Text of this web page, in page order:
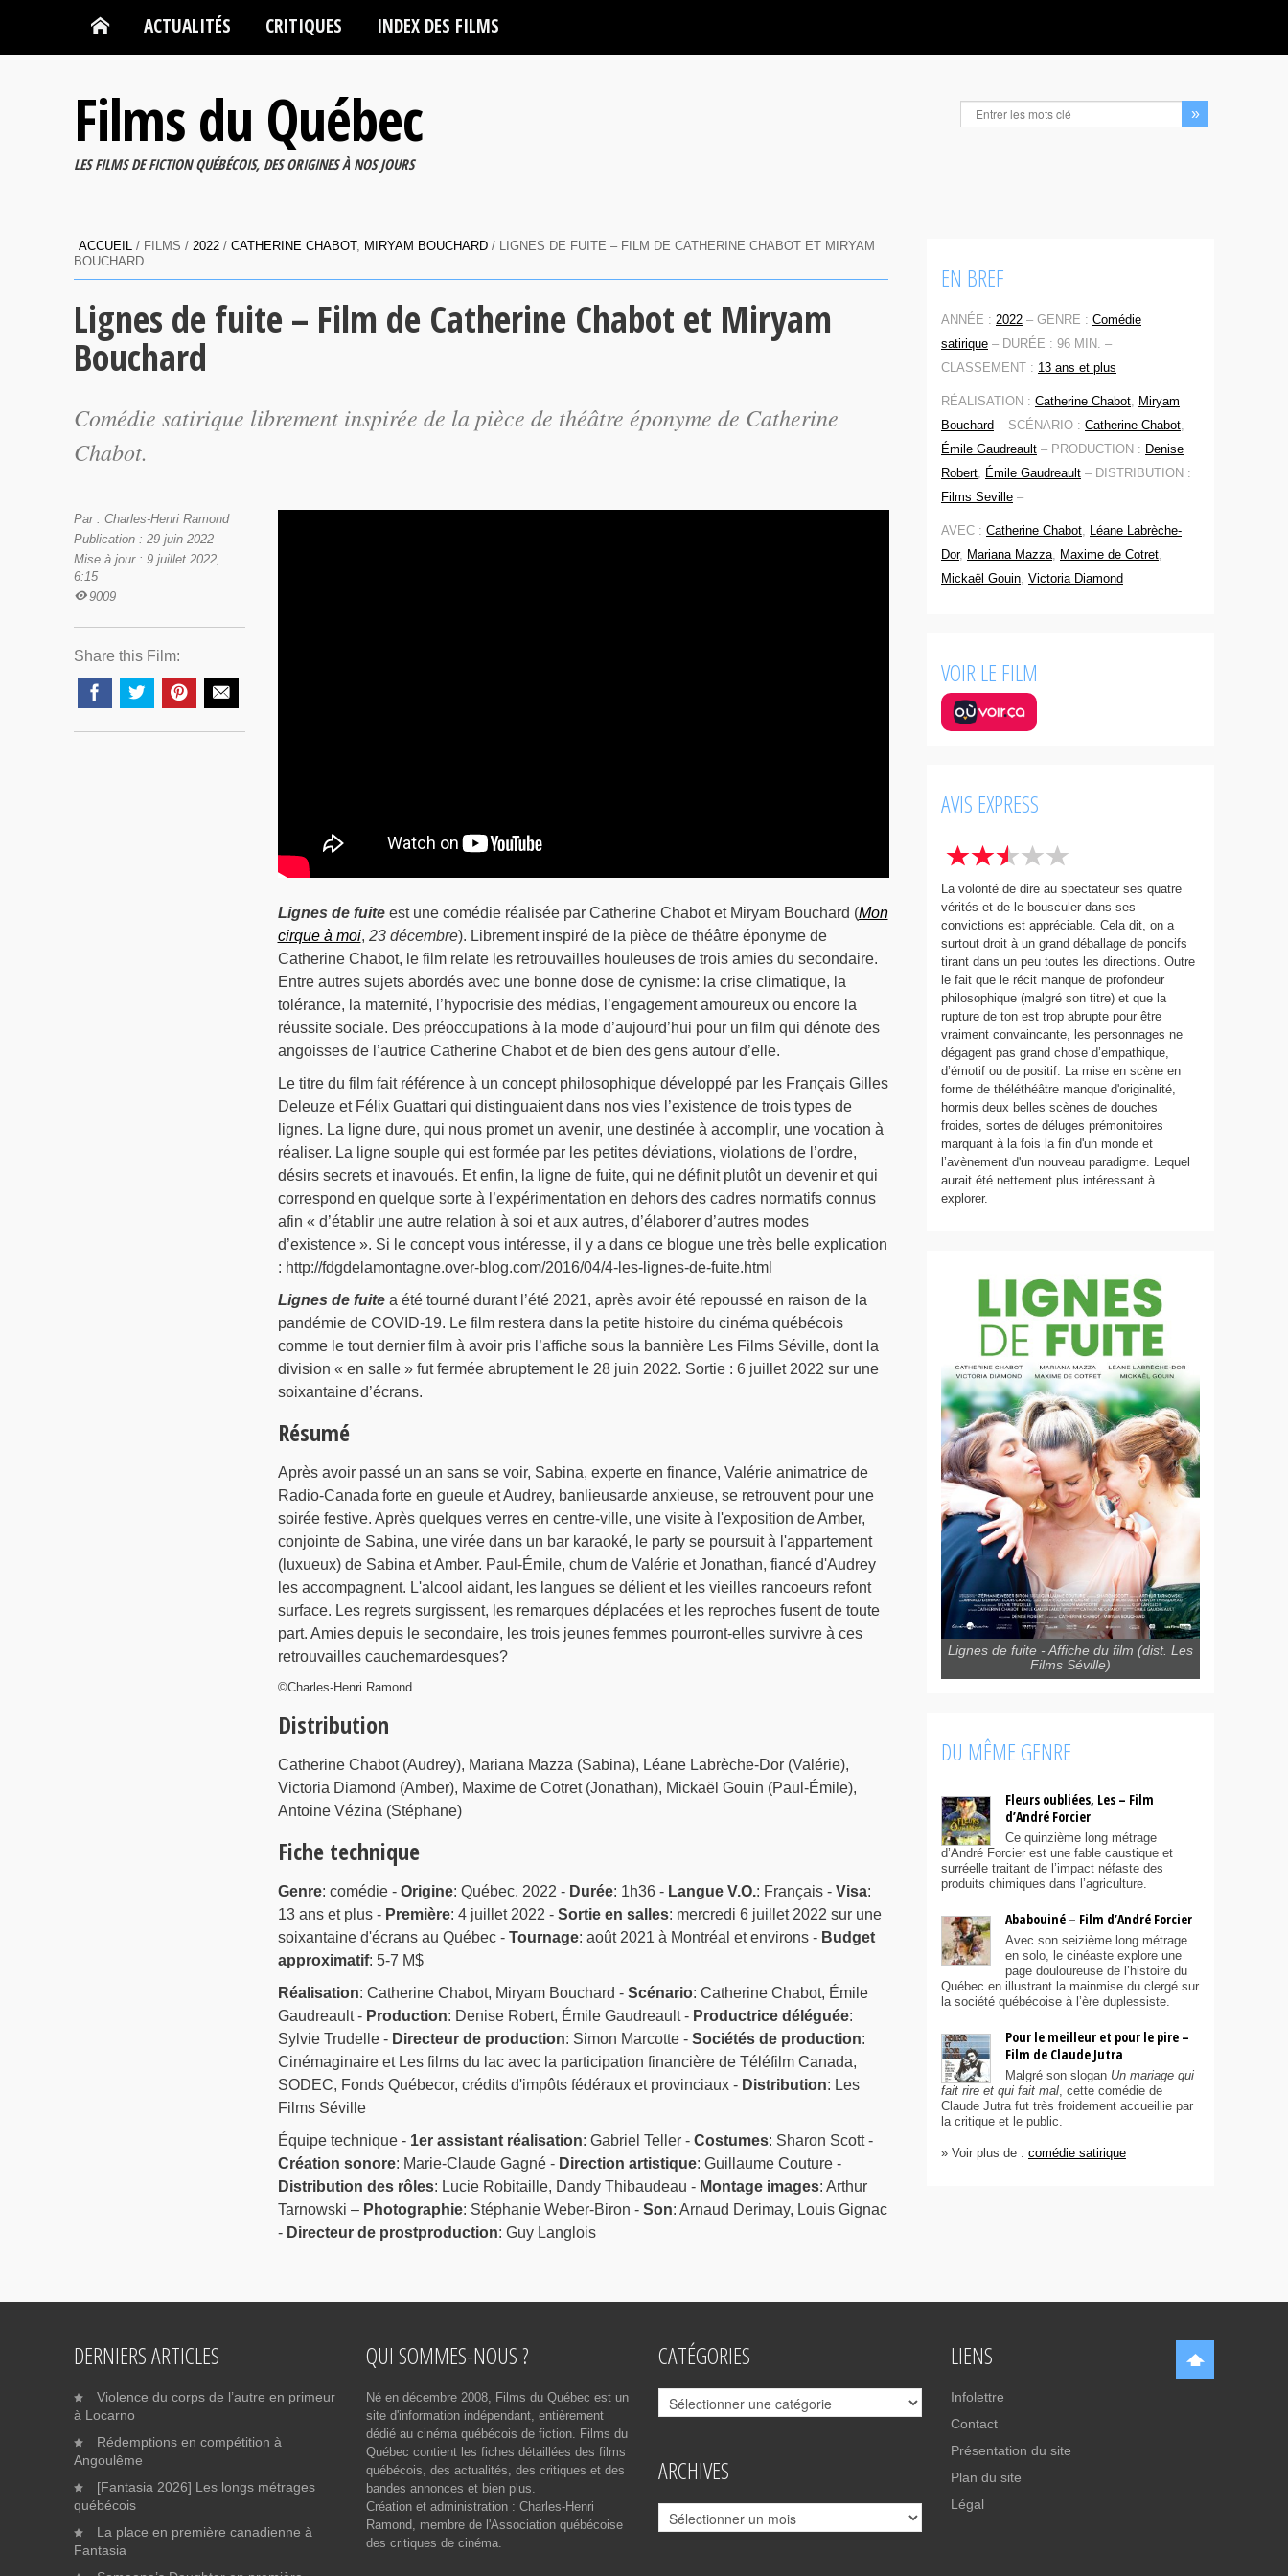
ACTUALITÉS CRITIQUES INDEX DES FILMS
Films du Québec
LES FILMS DE FICTION QUÉBÉCOIS, DES ORIGINES À NOS JOURS
ACCUEIL / FILMS / 2022 / CATHERINE CHABOT, MIRYAM BOUCHARD / LIGNES DE FUITE – FILM DE CATHERINE CHABOT ET MIRYAM
BOUCHARD
Lignes de fuite – Film de Catherine Chabot et Miryam
Bouchard
Comédie satirique librement inspirée de la pièce de théâtre éponyme de Catherine
Chabot.
Par : Charles-Henri Ramond
Publication : 29 juin 2022
Mise à jour : 9 juillet 2022,
6:15
9009
Share this Film:
Lignes de fuiteest une comédie réalisée par Catherine Chabot et Miryam Bouchard (Mon
cirque à moi, 23 décembre). Librement inspiré de la pièce de théâtre éponyme de
Catherine Chabot, le film relate les retrouvailles houleuses de trois amies du secondaire.
Entre autres sujets abordés avec une bonne dose de cynisme: la crise climatique, la
tolérance, la maternité, l’hypocrisie des médias, l’engagement amoureux ou encore la
réussite sociale. Des préoccupations à la mode d’aujourd’hui pour un film qui dénote des
angoisses de l’autrice Catherine Chabot et de bien des gens autour d’elle.
Le titre du film fait référence à un concept philosophique développé par les Français Gilles
Deleuze et Félix Guattari qui distinguaient dans nos vies l’existence de trois types de
lignes. La ligne dure, qui nous promet un avenir, une destinée à accomplir, une vocation à
réaliser. La ligne souple qui est formée par les petites déviations, violations de l’ordre,
désirs secrets et inavoués. Et enfin, la ligne de fuite, qui ne définit plutôt un devenir et qui
correspond en quelque sorte à l’expérimentation en dehors des cadres normatifs connus
afin « d’établir une autre relation à soi et aux autres, d’élaborer d’autres modes
d’existence ». Si le concept vous intéresse, il y a dans ce blogue une très belle explication
: http://fdgdelamontagne.over-blog.com/2016/04/4-les-lignes-de-fuite.html
Lignes de fuitea été tourné durant l’été 2021, après avoir été repoussé en raison de la
pandémie de COVID-19. Le film restera dans la petite histoire du cinéma québécois
comme le tout dernier film à avoir pris l’affiche sous la bannière Les Films Séville, dont la
division « en salle » fut fermée abruptement le 28 juin 2022. Sortie : 6 juillet 2022 sur une
soixantaine d’écrans.
Résumé
Après avoir passé un an sans se voir, Sabina, experte en finance, Valérie animatrice de
Radio-Canada forte en gueule et Audrey, banlieusarde anxieuse, se retrouvent pour une
soirée festive. Après quelques verres en centre-ville, une visite à l'exposition de Amber,
conjointe de Sabina, une virée dans un bar karaoké, le party se poursuit à l'appartement
(luxueux) de Sabina et Amber. Paul-Émile, chum de Valérie et Jonathan, fiancé d'Audrey
les accompagnent. L'alcool aidant, les langues se délient et les vieilles rancoeurs refont
surface. Les regrets surgissent, les remarques déplacées et les reproches fusent de toute
part. Amies depuis le secondaire, les trois jeunes femmes pourront-elles survivre à ces
retrouvailles cauchemardesques?
©Charles-Henri Ramond
Distribution
Catherine Chabot (Audrey), Mariana Mazza (Sabina), Léane Labrèche-Dor (Valérie),
Victoria Diamond (Amber), Maxime de Cotret (Jonathan), Mickaël Gouin (Paul-Émile),
Antoine Vézina (Stéphane)
Fiche technique
Genre: comédie - Origine: Québec, 2022 - Durée: 1h36 - Langue V.O.: Français - Visa:
13 ans et plus - Première: 4 juillet 2022 - Sortie en salles: mercredi 6 juillet 2022 sur une
soixantaine d'écrans au Québec - Tournage: août 2021 à Montréal et environs - Budget
approximatif: 5-7 M$
Réalisation: Catherine Chabot, Miryam Bouchard - Scénario: Catherine Chabot, Émile
Gaudreault - Production: Denise Robert, Émile Gaudreault - Productrice déléguée:
Sylvie Trudelle - Directeur de production: Simon Marcotte - Sociétés de production:
Cinémaginaire et Les films du lac avec la participation financière de Téléfilm Canada,
SODEC, Fonds Québecor, crédits d'impôts fédéraux et provinciaux - Distribution: Les
Films Séville
Équipe technique - 1er assistant réalisation: Gabriel Teller - Costumes: Sharon Scott -
Création sonore: Marie-Claude Gagné - Direction artistique: Guillaume Couture -
Distribution des rôles: Lucie Robitaille, Dandy Thibaudeau - Montage images: Arthur
Tarnowski – Photographie: Stéphanie Weber-Biron - Son: Arnaud Derimay, Louis Gignac
- Directeur de prostproduction: Guy Langlois
EN BREF
ANNÉE : 2022 – GENRE : Comédie
satirique – DURÉE : 96 MIN. –
CLASSEMENT : 13 ans et plus
RÉALISATION : Catherine Chabot, Miryam
Bouchard – SCÉNARIO : Catherine Chabot,
Émile Gaudreault – PRODUCTION : Denise
Robert, Émile Gaudreault – DISTRIBUTION :
Films Seville –
AVEC : Catherine Chabot, Léane Labrèche-
Dor, Mariana Mazza, Maxime de Cotret,
Mickaël Gouin, Victoria Diamond
VOIR LE FILM
AVIS EXPRESS
La volonté de dire au spectateur ses quatre
vérités et de le bousculer dans ses
convictions est appréciable. Cela dit, on a
surtout droit à un grand déballage de poncifs
tirant dans un peu toutes les directions. Outre
le fait que le récit manque de profondeur
philosophique (malgré son titre) et que la
rupture de ton est trop abrupte pour être
vraiment convaincante, les personnages ne
dégagent pas grand chose d’empathique,
d’émotif ou de positif. La mise en scène en
forme de théléthéâtre manque d'originalité,
hormis deux belles scènes de douches
froides, sortes de déluges prémonitoires
marquant à la fois la fin d'un monde et
l’avènement d'un nouveau paradigme. Lequel
aurait été nettement plus intéressant à
explorer.
Lignes de fuite - Affiche du film (dist. Les
Films Séville)
DU MÊME GENRE
Fleurs oubliées, Les – Film
d’André Forcier
Ce quinzième long métrage
d’André Forcier est une fable caustique et
surréelle traitant de l’impact néfaste des
produits chimiques dans l’agriculture.
Ababouiné – Film d’André Forcier
Avec son seizième long métrage
en solo, le cinéaste explore une
page douloureuse de l’histoire du
Québec en illustrant la mainmise du clergé sur
la société québécoise à l’ère duplessiste.
Pour le meilleur et pour le pire –
Film de Claude Jutra
Malgré son slogan Un mariage qui
fait rire et qui fait mal, cette comédie de
Claude Jutra fut très froidement accueillie par
la critique et le public.
» Voir plus de : comédie satirique
DERNIERS ARTICLES
Violence du corps de l’autre en primeur
à Locarno
Rédemptions en compétition à
Angoulême
[Fantasia 2026] Les longs métrages
québécois
La place en première canadienne à
Fantasia
QUI SOMMES-NOUS ?
Né en décembre 2008, Films du Québec est un
site d'information indépendant, entièrement
dédié au cinéma québécois de fiction. Films du
Québec contient les fiches détaillées des films
québécois, des actualités, des critiques et des
bandes annonces et bien plus.
Création et administration : Charles-Henri
Ramond, membre de l'Association québécoise
des critiques de cinéma.
CATÉGORIES
Catégories
ARCHIVES
Archives
LIENS
Infolettre
Contact
Présentation du site
Plan du site
Légal